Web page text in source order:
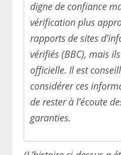
digne de confiance
vérification plus
rapports de sites
vérifiés (BBC), mais
officielle. Il est
considérer ces
de rester à l’écoute
garanties.